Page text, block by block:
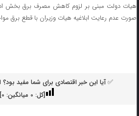
هیات دولت مبنی بر لزوم کاهش مصرف برق بخش
صورت عدم رعایت ابلاغیه هیات وزیران با قطع برق
✅ آیا این خبر اقتصادی برای شما مفید بود؟
[کل: 0میانگین: 0
]